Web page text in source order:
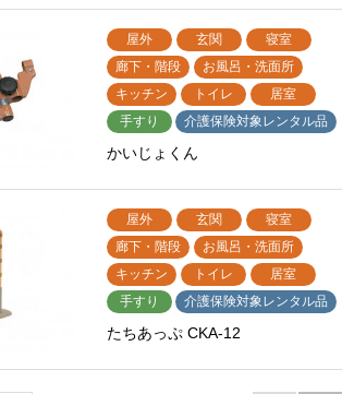
屋外 玄関
寝室
廊下・階段
お風呂・洗面所
キッチン
トイレ
居室
手すり
介護保険対象レンタル品
かいじょくん
屋外 玄関
寝室
廊下・階段
お風呂・洗面所
キッチン
トイレ
居室
手すり
介護保険対象レンタル品
たちあっぷ CKA-12